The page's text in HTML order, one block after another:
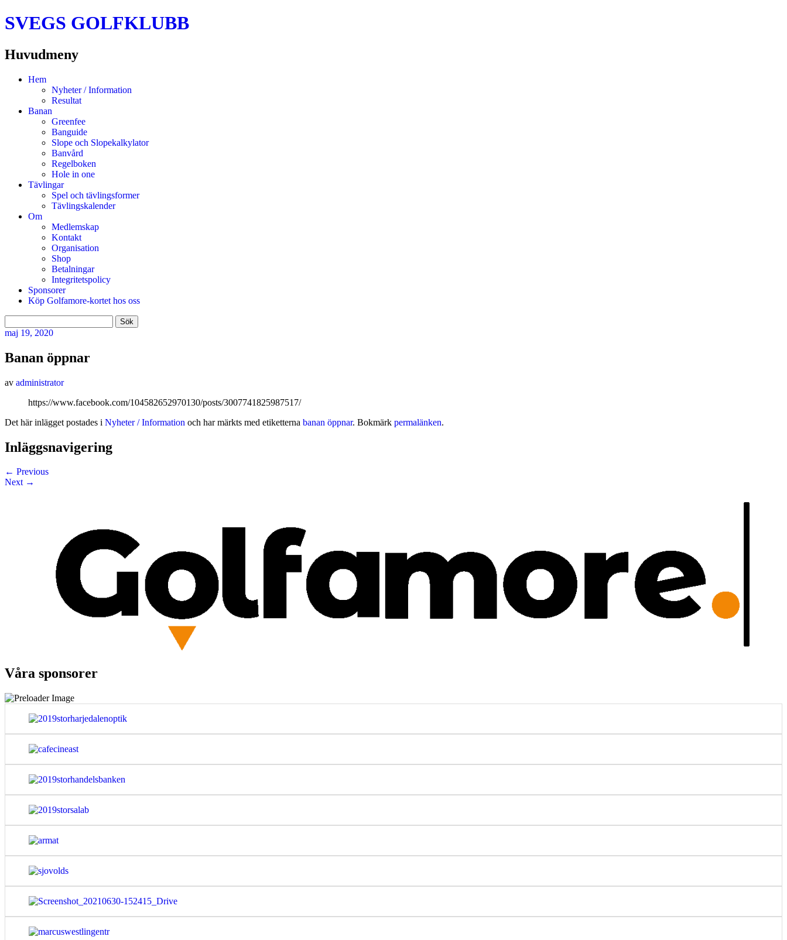
SVEGS GOLFKLUBB
Huvudmeny
HoppaHem
Nyheter / Information
Resultat
Banan
Greenfee
Banguide
Slope och Slopekalkylator
Banvård
Regelboken
Hole in one
Tävlingar
Spel och tävlingsformer
Tävlingskalender
Om
Medlemskap
Kontakt
Organisation
Shop
Betalningar
Integritetspolicy
Sponsorer
Köp Golfamore-kortet hos oss
efter:
maj 19, 2020
Banan öppnar
av administrator
https://www.facebook.com/104582652970130/posts/3007741825987517/
Det här inlägget postades i Nyheter / Information och har märkts med etiketterna banan öppnar. Bokmärk permalänken.
Inläggsnavigering
← Previous
Next →
Våra sponsorer